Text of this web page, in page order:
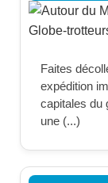
Faites
expédition
capitales du
une (...)